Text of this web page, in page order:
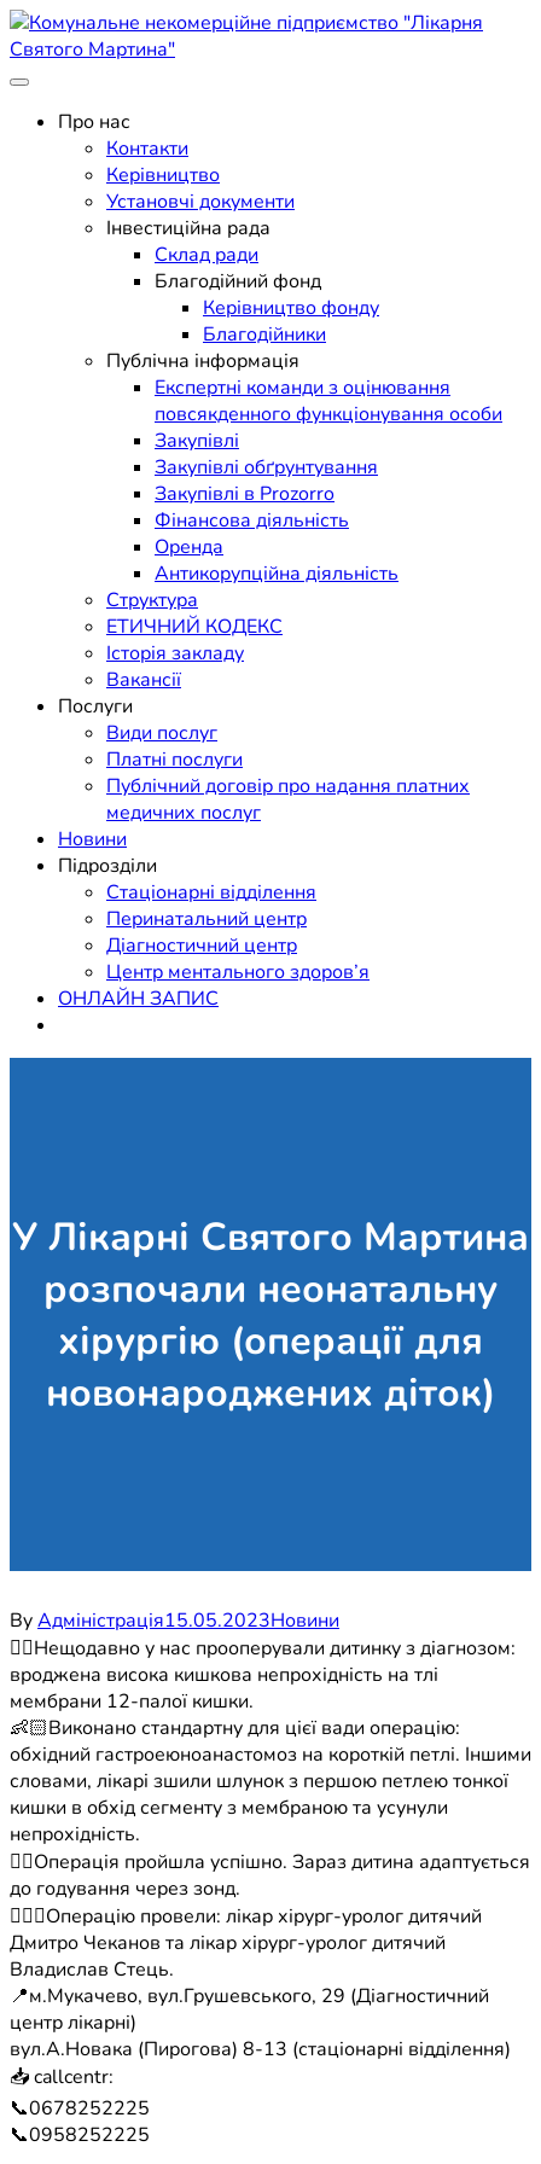
Skip
to
content
Комунальне некомерційне
підприємство "Лікарня
Святого Мартина"
Поліклініка Мукачево
Про нас
Контакти
Керівництво
Установчі документи
Інвестиційна рада
Склад ради
Благодійний фонд
Керівництво фонду
Благодійники
Публічна інформація
Експертні команди з оцінювання
повсякденного функціонування особи
Закупівлі
Закупівлі обґрунтування
Закупівлі в Prozorro
Фінансова діяльність
Оренда
Антикорупційна діяльність
Структура
ЕТИЧНИЙ КОДЕКС
Історія закладу
Вакансії
Послуги
Види послуг
Платні послуги
Публічний договір про надання платних
медичних послуг
Новини
Підрозділи
Стаціонарні відділення
Перинатальний центр
Діагностичний центр
Центр ментального здоров’я
ОНЛАЙН ЗАПИС
У Лікарні Святого Мартина
розпочали неонатальну
хірургію (операції для
новонароджених діток)
ByАдміністрація15.05.2023Новини
☝🏼Нещодавно у нас прооперували дитинку з діагнозом:
вроджена висока кишкова непрохідність на тлі
мембрани 12-палої кишки.
👶🏻Виконано стандартну для цієї вади операцію:
обхідний гастроеюноанастомоз на короткій петлі. Іншими
словами, лікарі зшили шлунок з першою петлею тонкої
кишки в обхід сегменту з мембраною та усунули
непрохідність.
👉🏼Операція пройшла успішно. Зараз дитина адаптується
до годування через зонд.
🧑🏻‍⚕️Операцію провели: лікар хірург-уролог дитячий
Дмитро Чеканов та лікар хірург-уролог дитячий
Владислав Стець.
📍м.Мукачево, вул.Грушевського, 29 (Діагностичний
центр лікарні)
вул.А.Новака (Пирогова) 8-13 (стаціонарні відділення)
📥 callcentr:
📞0678252225
📞0958252225